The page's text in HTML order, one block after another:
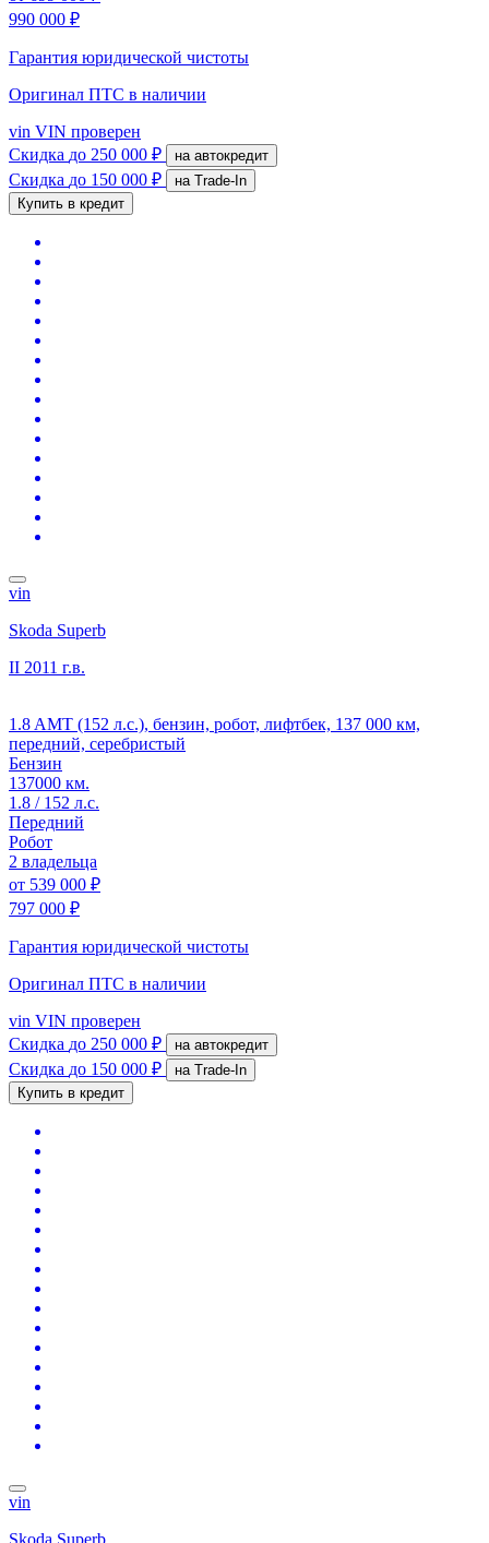
990 000 ₽
Гарантия юридической чистоты
Оригинал ПТС в наличии
vin VIN проверен
Скидка до 250 000 ₽ на автокредит
Скидка до 150 000 ₽
на Trade-In
Купить в кредит
vin
Skoda Superb
II 2011 г.в.
1.8 AMT (152 л.с.), бензин, робот, лифтбек, 137 000 км,
передний, серебристый
Бензин
137000 км.
1.8 / 152 л.с.
Передний
Робот
2 владельца
от 539 000 ₽
797 000 ₽
Гарантия юридической чистоты
Оригинал ПТС в наличии
vin VIN проверен
Скидка до 250 000 ₽ на автокредит
Скидка до 150 000 ₽
на Trade-In
Купить в кредит
vin
Skoda Superb